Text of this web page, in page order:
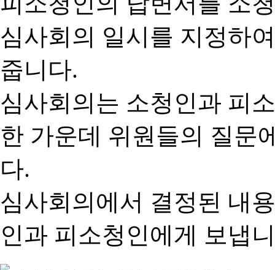
심사회의 일시를 지정하
줍니다.
심사회의는 소청인과 피
한 가운데 위원들의 질문
다.
심사회의에서 결정된 내
인과 피소청인에게 보냅